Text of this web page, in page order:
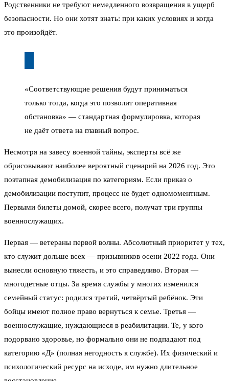
Родственники не требуют немедленного возвращения в ущерб
безопасности. Но они хотят знать: при каких условиях и когда
это произойдёт.
«Соответствующие решения будут приниматься
только тогда, когда это позволит оперативная
обстановка» — стандартная формулировка, которая
не даёт ответа на главный вопрос.
Несмотря на завесу военной тайны, эксперты всё же
обрисовывают наиболее вероятный сценарий на 2026 год. Это
поэтапная демобилизация по категориям. Если приказ о
демобилизации поступит, процесс не будет одномоментным.
Первыми билеты домой, скорее всего, получат три группы
военнослужащих.
Первая — ветераны первой волны. Абсолютный приоритет у тех,
кто служит дольше всех — призывников осени 2022 года. Они
вынесли основную тяжесть, и это справедливо. Вторая —
многодетные отцы. За время службы у многих изменился
семейный статус: родился третий, четвёртый ребёнок. Эти
бойцы имеют полное право вернуться к семье. Третья —
военнослужащие, нуждающиеся в реабилитации. Те, у кого
подорвано здоровье, но формально они не подпадают под
категорию «Д» (полная негодность к службе). Их физический и
психологический ресурс на исходе, им нужно длительное